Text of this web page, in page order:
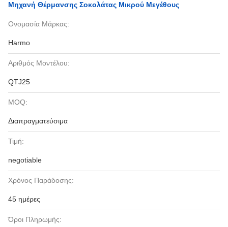
Μηχανή Θέρμανσης Σοκολάτας Μικρού Μεγέθους
Ονομασία Μάρκας:
Harmo
Αριθμός Μοντέλου:
QTJ25
MOQ:
Διαπραγματεύσιμα
Τιμή:
negotiable
Χρόνος Παράδοσης:
45 ημέρες
Όροι Πληρωμής: